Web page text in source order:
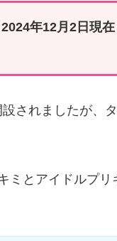
年12月2日現在
されましたが、
ミとアイドルプ